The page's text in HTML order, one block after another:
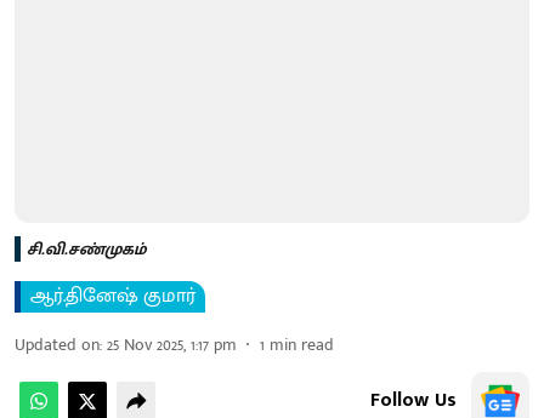
சி.வி.சண்முகம்
ஆர்.தினேஷ் குமார்
Updated on:25 Nov 2025, 1:17 pm 1 min read
Follow Us